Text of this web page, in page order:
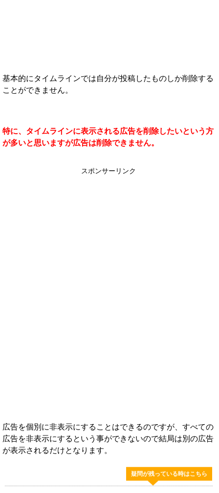
基本的にタイムラインでは自分が投稿したものしか削除する
ことができません。
特に、タイムラインに表示される広告を削除したいという方
が多いと思いますが広告は削除できません。
スポンサーリンク
広告を個別に非表示にすることはできるのですが、すべての
広告を非表示にするという事ができないので結局は別の広告
が表示されるだけとなります。
疑問が残っている時はこちら